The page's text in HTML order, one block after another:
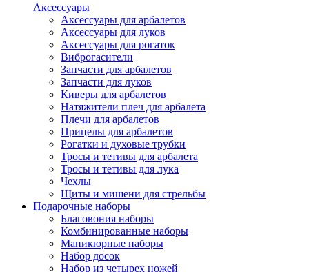
Аксессуары
Аксессуары для арбалетов
Аксессуары для луков
Аксессуары для рогаток
Виброгасители
Запчасти для арбалетов
Запчасти для луков
Киверы для арбалетов
Натяжители плеч для арбалета
Плечи для арбалетов
Прицелы для арбалетов
Рогатки и духовые трубки
Тросы и тетивы для арбалета
Тросы и тетивы для лука
Чехлы
Щиты и мишени для стрельбы
Подарочные наборы
Благовония наборы
Комбинированные наборы
Маникюрные наборы
Набор досок
Набор из четырех ножей